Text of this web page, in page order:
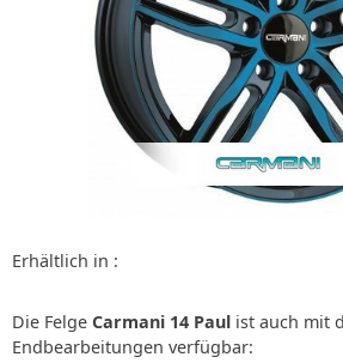
Erhältlich in :
Die Felge Carmani 14 Paul ist auch mit
Endbearbeitungen verfügbar: